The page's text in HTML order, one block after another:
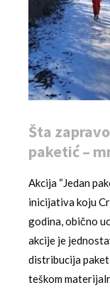
Šta
paketić –
Akcija “Jedan
inicijativa koju
godina, obično
akcije je
distribucija
teškom